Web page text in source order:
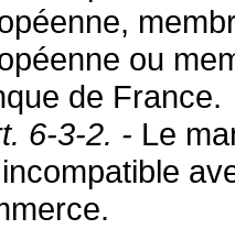
ou
de France.
6-3-2. - Le